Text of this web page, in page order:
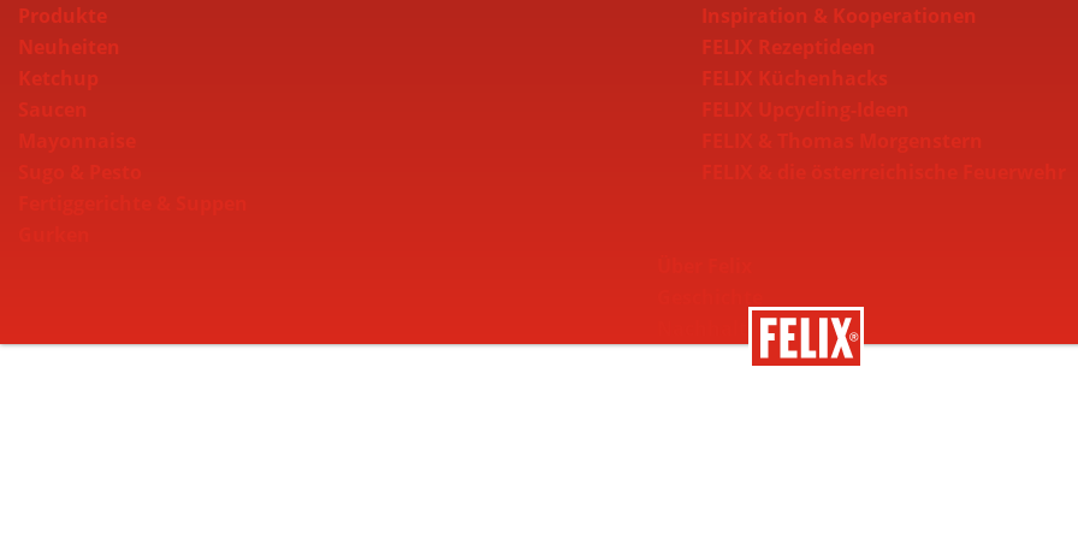
Produkte
Neuheiten
Ketchup
Saucen
Inspiration & Kooperationen
FELIX Rezeptideen
FELIX Küchenhacks
FELIX Upcycling-Ideen
Nachhaltigkeit